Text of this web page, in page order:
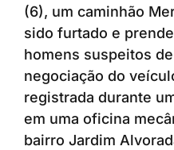
(6), um caminhão
sido furtado e
homens suspeitos
negociação do
registrada durante
em uma oficina
bairro Jardim